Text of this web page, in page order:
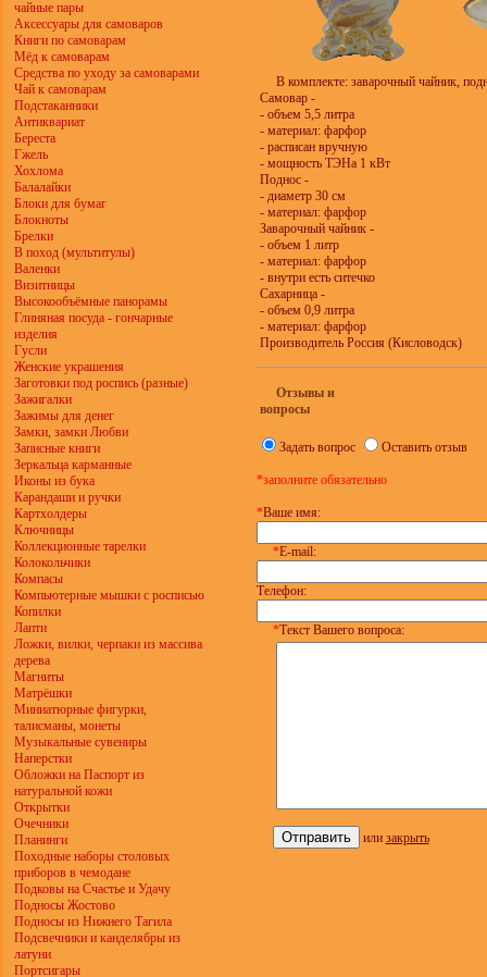
чайные пары
Аксессуары для самоваров
Книги по самоварам
Мёд к самоварам
Средства по уходу за самоварами
Чай к самоварам
Подстаканники
Антиквариат
Береста
Гжель
Хохлома
Балалайки
Блоки для бумаг
Блокноты
Брелки
В поход (мультитулы)
Валенки
Визитницы
Высокообъёмные панорамы
Глиняная посуда - гончарные
изделия
Гусли
Женские украшения
Заготовки под роспись (разные)
Зажигалки
Зажимы для денег
Замки, замки Любви
Записные книги
Зеркальца карманные
Иконы из бука
Карандаши и ручки
Картхолдеры
Ключницы
Коллекционные тарелки
Колокольчики
Компасы
Компьютерные мышки с росписью
Копилки
Лапти
Ложки, вилки, черпаки из массива
дерева
Магниты
Матрёшки
Миниатюрные фигурки,
талисманы, монеты
Музыкальные сувениры
Наперстки
Обложки на Паспорт из
натуральной кожи
Открытки
Очечники
Планинги
Походные наборы столовых
приборов в чемодане
Подковы на Счастье и Удачу
Подносы Жостово
Подносы из Нижнего Тагила
Подсвечники и канделябры из
латуни
Портсигары
В комплекте: заварочный чайник,
Самовар -
- объем 5,5 литра
- материал: фарфор
- расписан вручную
- мощность ТЭНа 1 кВт
Поднос -
- диаметр 30 см
- материал: фарфор
Заварочный чайник -
- объем 1 литр
- материал: фарфор
- внутри есть ситечко
Сахарница -
- объем 0,9 литра
- материал: фарфор
Производитель Россия (Кисловодск)
Отзывы и
вопросы
Задать вопрос Оставить отзыв
*заполните обязательно
*Ваше имя:
*E-mail:
Телефон:
*Текст Вашего вопроса:
или закрыть